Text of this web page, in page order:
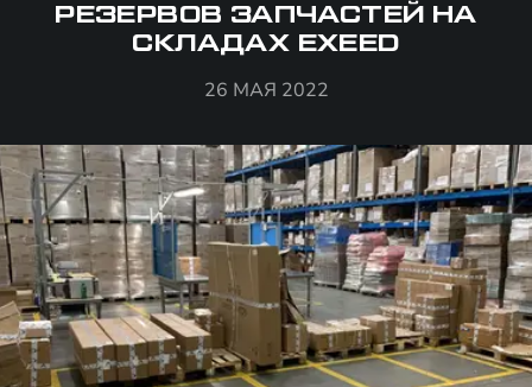
РЕЗЕРВОВ ЗАПЧАСТЕЙ НА
СКЛАДАХ EXEED
26 МАЯ 2022